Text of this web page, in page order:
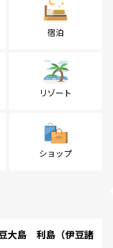
宿泊
リゾート
ショップ
大島 利島（伊豆諸